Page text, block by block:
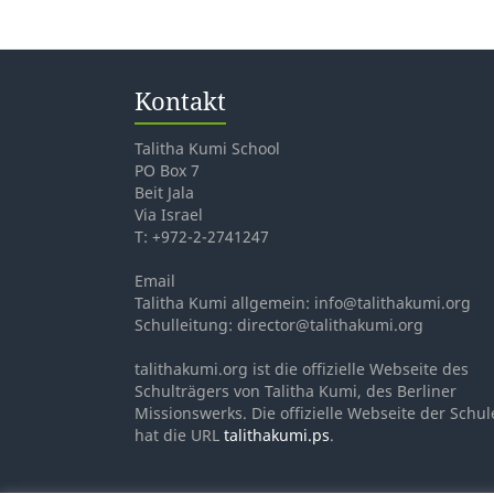
Kontakt
Talitha Kumi School
PO Box 7
Beit Jala
Via Israel
T: +972-2-2741247
Email
Talitha Kumi allgemein: info@talithakumi.org
Schulleitung: director@talithakumi.org
talithakumi.org ist die offizielle Webseite des
Schulträgers von Talitha Kumi, des Berliner
Missionswerks. Die offizielle Webseite der
hat die URL talithakumi.ps.